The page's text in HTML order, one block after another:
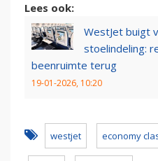
Lees ook:
WestJet buigt
stoelindeling:
beenruimte terug
19-01-2026, 10:20
westjet economy